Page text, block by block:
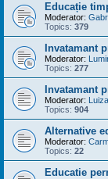
Educație
Moderator:
Topics: 379
Invatamant
Moderator:
Topics: 277
Invatamant
Moderator:
Topics: 904
Alternative
Moderator:
Topics: 22
Educatie